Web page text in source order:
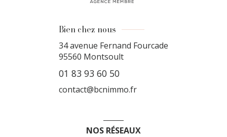
Bien chez nous
34 avenue Fernand Fourcade
95560 Montsoult
01 83 93 60 50
contact@bcnimmo.fr
NOS RÉSEAUX